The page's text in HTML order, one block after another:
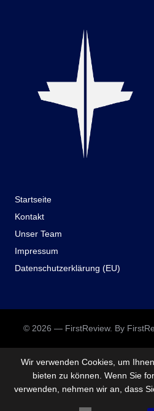
Startseite
Kontakt
Unser Team
Impressum
Datenschutzerklärung (EU)
© 2026 — FirstReview. By
Wir verwenden Cookies, um
bieten zu können. Wenn Sie
verwenden, nehmen wir an, dass